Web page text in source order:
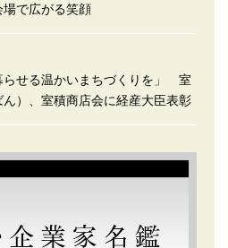
で広がる笑顔
らせる温かいまちづくりを」 室
）、室積商店会に経産大臣表彰